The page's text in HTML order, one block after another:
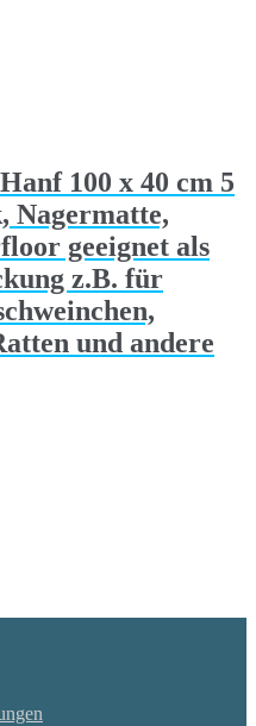
100 x 40 cm 5
Nagermatte,
geeignet als
z.B. für
und andere